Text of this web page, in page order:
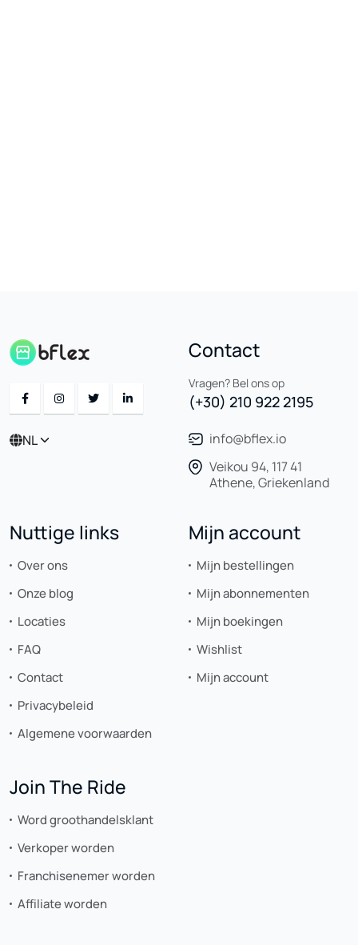
NL
Contact
Vragen? Bel ons op
(+30) 210 922 2195
info@bflex.io
Veikou 94, 117 41
Athene, Griekenland
Nuttige links
Over ons
Onze blog
Locaties
FAQ
Contact
Privacybeleid
Algemene voorwaarden
Mijn account
Mijn bestellingen
Mijn abonnementen
Mijn boekingen
Wishlist
Mijn account
Join The Ride
Word groothandelsklant
Verkoper worden
Franchisenemer worden
Affiliate worden